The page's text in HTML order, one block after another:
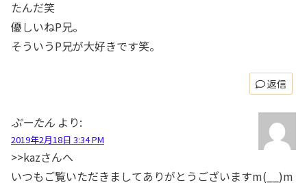
たんだ笑
優しいねP兄。
そういうP兄が大好きです笑。
返信
ぷーたん より:
2019年2月18日 3:34 PM
>>kazさんへ
いつもご覧いただきましてありがとうございますm(__)m